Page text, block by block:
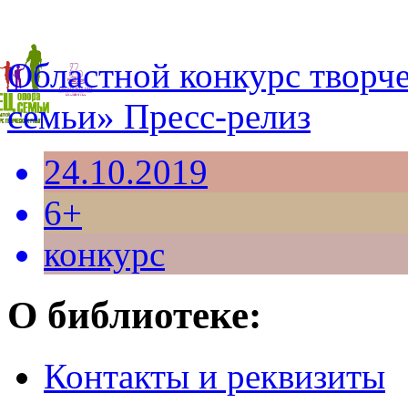
Областной конкурс
семьи» Пресс-релиз
24.10.2019
6+
конкурс
О библиотеке:
Контакты и реквизиты